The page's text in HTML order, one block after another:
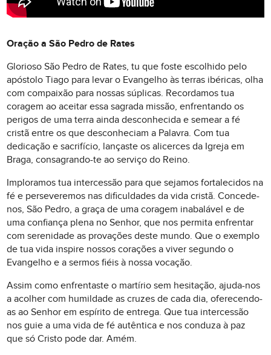
Oração a São Pedro de Rates
Glorioso São Pedro de Rates, tu que foste escolhido pelo
apóstolo Tiago para levar o Evangelho às terras ibéricas, olha
com compaixão para nossas súplicas. Recordamos tua
coragem ao aceitar essa sagrada missão, enfrentando os
perigos de uma terra ainda desconhecida e semear a fé
cristã entre os que desconheciam a Palavra. Com tua
dedicação e sacrifício, lançaste os alicerces da Igreja em
Braga, consagrando-te ao serviço do Reino.
Imploramos tua intercessão para que sejamos fortalecidos na
fé e perseveremos nas dificuldades da vida cristã. Concede-
nos, São Pedro, a graça de uma coragem inabalável e de
uma confiança plena no Senhor, que nos permita enfrentar
com serenidade as provações deste mundo. Que o exemplo
de tua vida inspire nossos corações a viver segundo o
Evangelho e a sermos fiéis à nossa vocação.
Assim como enfrentaste o martírio sem hesitação, ajuda-nos
a acolher com humildade as cruzes de cada dia, oferecendo-
as ao Senhor em espírito de entrega. Que tua intercessão
nos guie a uma vida de fé autêntica e nos conduza à paz
que só Cristo pode dar. Amém.